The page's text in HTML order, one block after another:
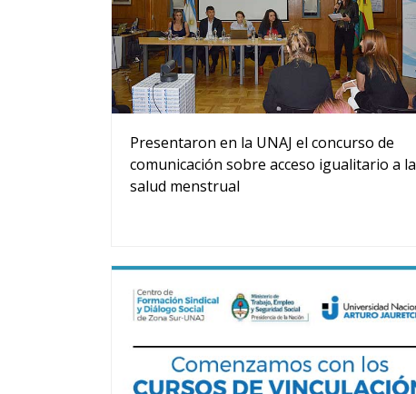
Presentaron en la UNAJ el concurso de
comunicación sobre acceso igualitario a la
salud menstrual